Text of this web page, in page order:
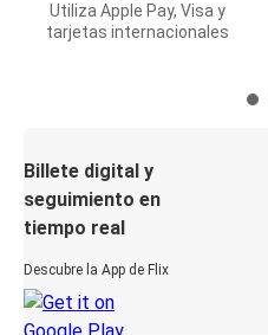
Utiliza Apple Pay, Visa y
tarjetas internacionales
Billete digital y
seguimiento en
tiempo real
Descubre la App de Flix